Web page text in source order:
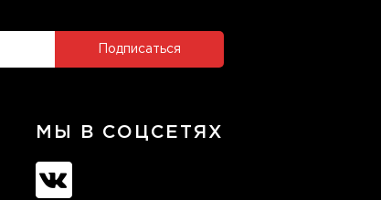
МЫ В СОЦСЕТЯХ